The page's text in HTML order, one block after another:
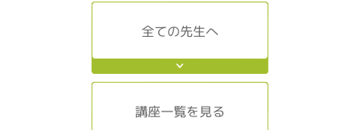
全ての先生へ
講座一覧を見る